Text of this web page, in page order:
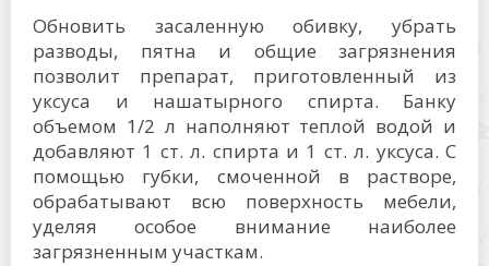
Обновить засаленную обивку, убрать
разводы, пятна и общие загрязнения
позволит препарат, приготовленный из
уксуса и нашатырного спирта. Банку
объемом 1/2 л наполняют теплой водой и
добавляют 1 ст. л. спирта и 1 ст. л. уксуса. С
помощью губки, смоченной в растворе,
обрабатывают всю поверхность мебели,
уделяя особое внимание наиболее
загрязненным участкам.